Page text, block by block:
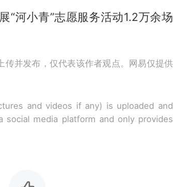
“河小青”志愿服务活动1.2万余场
传并发布，仅代表该作者观点。网易仅提供
and videos if any) is uploaded and
media platform and only provides